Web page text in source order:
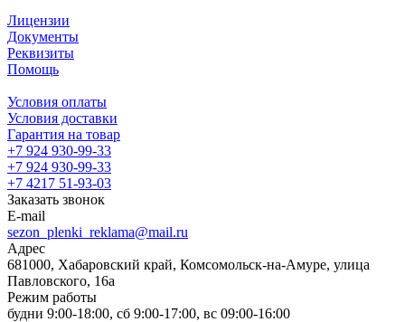
Лицензии
Документы
Реквизиты
Помощь
Условия оплаты
Условия доставки
Гарантия на товар
+7 924 930-99-33
+7 924 930-99-33
+7 4217 51-93-03
Заказать звонок
E-mail
sezon_plenki_reklama@mail.ru
Адрес
681000, Хабаровский край, Комсомольск-на-Амуре, улица
Павловского, 16а
Режим работы
будни 9:00-18:00, сб 9:00-17:00, вс 09:00-16:00